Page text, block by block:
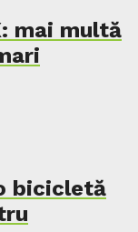
mai multă
bicicletă